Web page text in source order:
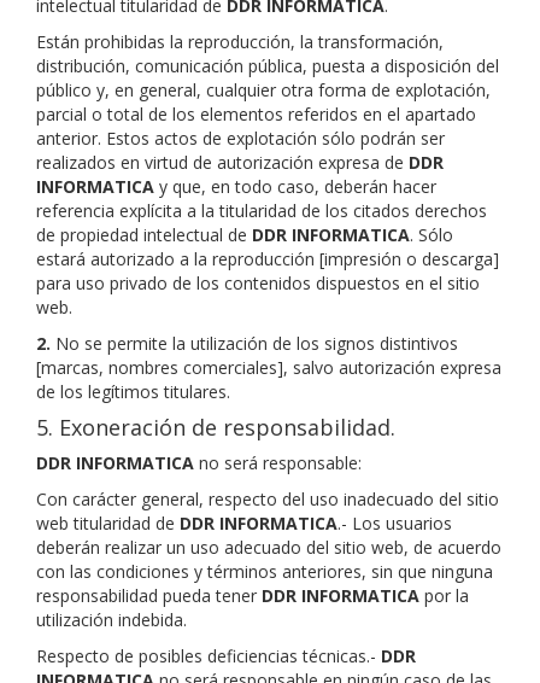
intelectual titularidad de DDR INFORMATICA.
Están prohibidas la reproducción, la transformación,
distribución, comunicación pública, puesta a disposición del
público y, en general, cualquier otra forma de explotación,
parcial o total de los elementos referidos en el apartado
anterior. Estos actos de explotación sólo podrán ser
realizados en virtud de autorización expresa de DDR
INFORMATICA y que, en todo caso, deberán hacer
referencia explícita a la titularidad de los citados derechos
de propiedad intelectual de DDR INFORMATICA. Sólo
estará autorizado a la reproducción [impresión o descarga]
para uso privado de los contenidos dispuestos en el sitio
web.
2. No se permite la utilización de los signos distintivos
[marcas, nombres comerciales], salvo autorización expresa
de los legítimos titulares.
5. Exoneración de responsabilidad.
DDR INFORMATICA no será responsable:
Con carácter general, respecto del uso inadecuado del sitio
web titularidad de DDR INFORMATICA.- Los usuarios
deberán realizar un uso adecuado del sitio web, de acuerdo
con las condiciones y términos anteriores, sin que ninguna
responsabilidad pueda tener DDR INFORMATICA por la
utilización indebida.
Respecto de posibles deficiencias técnicas.- DDR